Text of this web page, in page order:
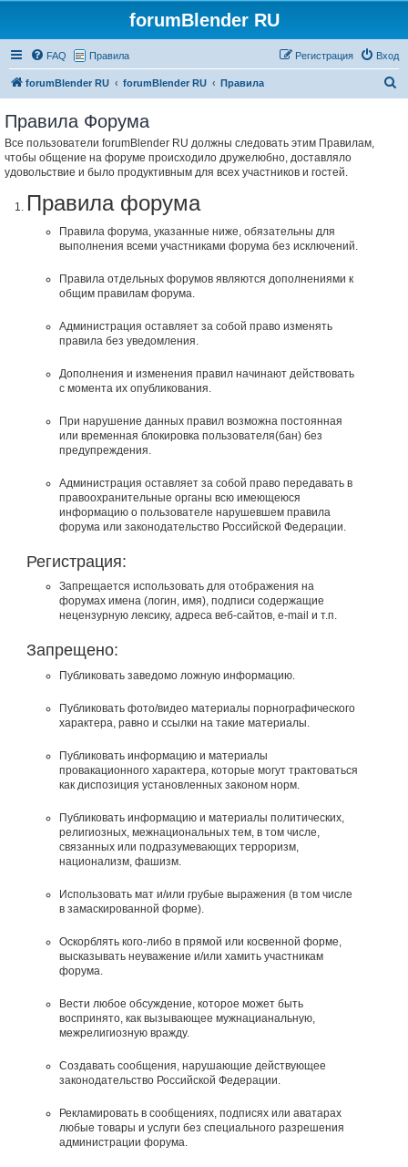
forumBlender RU
FAQ Правила Вход
Регистрация
forumBlender RU forumBlender RU Правила
Правила Форума
Все пользователи forumBlender RU должны следовать этим Правилам,
чтобы общение на форуме происходило дружелюбно, доставляло
удовольствие и было продуктивным для всех участников и гостей.
Правила форума
Правила форума, указанные ниже, обязательны для
выполнения всеми участниками форума без исключений.
Правила отдельных форумов являются дополнениями к
общим правилам форума.
Администрация оставляет за собой право изменять
правила без уведомления.
Дополнения и изменения правил начинают действовать
с момента их опубликования.
При нарушение данных правил возможна постоянная
или временная блокировка пользователя(бан) без
предупреждения.
Администрация оставляет за собой право передавать в
правоохранительные органы всю имеющеюся
информацию о пользователе нарушевшем правила
форума или законодательство Российской Федерации.
Регистрация:
Запрещается использовать для отображения на
форумах имена (логин, имя), подписи содержащие
нецензурную лексику, адреса веб-сайтов, e-mail и т.п.
Запрещено:
Публиковать заведомо ложнyю инфоpмацию.
Публиковать фото/видео материалы порнографического
характера, равно и ссылки на такие материалы.
Публиковать инфоpмацию и материалы
провакационного характера, которые могут трактоваться
как диспозиция установленных законом норм.
Публиковать информацию и материалы политических,
религиозных, межнациональных тем, в том числе,
связанных или подразумевающих терроризм,
национализм, фашизм.
Использовать мат и/или грубые выражения (в том числе
в замаскированной форме).
Оскорблять кого-либо в прямой или косвенной форме,
высказывать неуважение и/или хамить участникам
форума.
Вести любое обсуждение, которое может быть
воспринято, как вызывающее мужнацианальную,
межрелигиозную вражду.
Создавать сообщения, наpyшающие действyющее
законодательство Российской Федерации.
Рекламировать в сообщениях, подписях или аватарах
любые товары и услуги без специального разрешения
администрации форума.